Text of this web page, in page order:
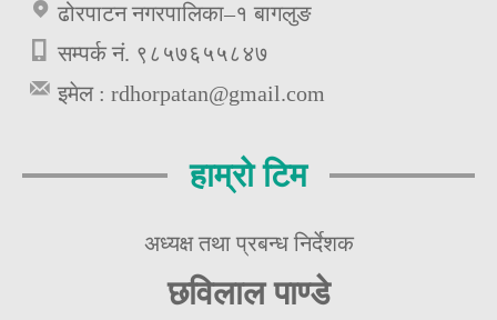
ढोरपाटन नगरपालिका–१ बागलुङ
सम्पर्क नं. ९८५७६५५८४७
इमेल : rdhorpatan@gmail.com
हाम्रो टिम
अध्यक्ष तथा प्रबन्ध निर्देशक
छविलाल पाण्डे